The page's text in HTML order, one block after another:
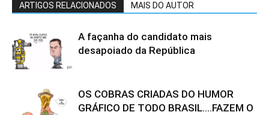
ARTIGOS RELACIONADOS MAIS DO AUTOR
A façanha do candidato mais
desapoiado da República
OS COBRAS CRIADAS DO HUMOR
GRÁFICO DE TODO BRASIL….FAZEM O